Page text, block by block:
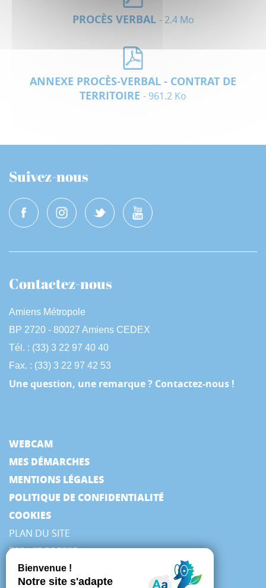
PROCÈS VERBAL - 2.4 Mo
ANNEXE PROCÈS-VERBAL - CONTRAT DE
TERRITOIRE - 961.2 Ko
Suivez-nous
Contactez-nous
Amiens Métropole
BP 2720 - 80027 Amiens CEDEX
Tél. : (33) 3 22 97 40 40
Fax. : (33) 3 22 97 42 53
Une question, une remarque ? Contactez-nous !
WEBCAM
MES DÉMARCHES
MENTIONS LÉGALES
POLITIQUE DE CONFIDENTIALITÉ
COOKIES
PLAN DU SITE
ESPACE PRESSE